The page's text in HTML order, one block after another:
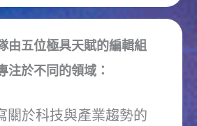
由五位極具天賦的編輯組
注於不同的領域：
關於科技與產業趨勢的